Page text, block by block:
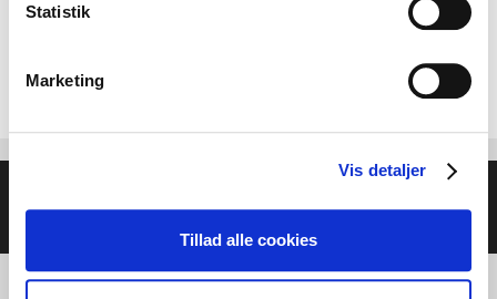
Statistik
Marketing
Vis detaljer
Tillad alle cookies